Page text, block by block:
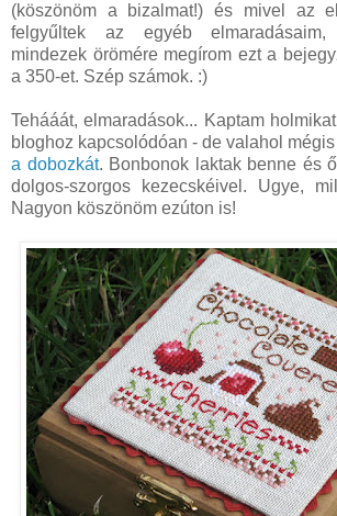
(köszönöm a bizalmat!) és mivel az
felgyűltek az egyéb
mindezek örömére megírom ezt a
a 350-et. Szép számok. :)
Tehááát, elmaradások... Kaptam
bloghoz kapcsolódóan - de valahol
a dobozkát. Bonbonok laktak benne és
dolgos-szorgos kezecskéivel. Ugye,
Nagyon köszönöm ezúton is!